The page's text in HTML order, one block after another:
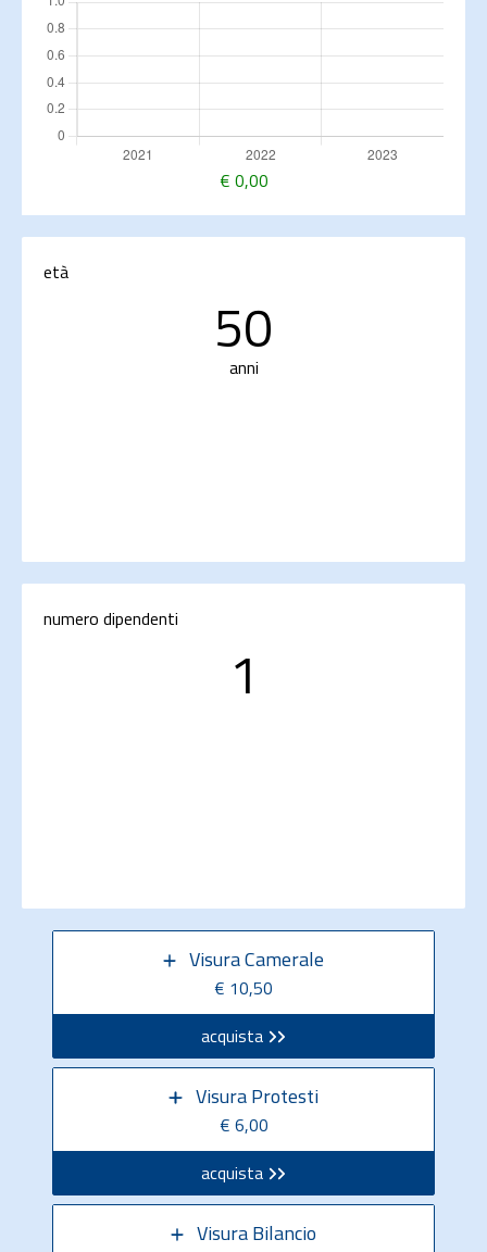
€ 0,00
età
50
anni
numero dipendenti
1
Visura Camerale
€ 10,50
acquista
Visura Protesti
€ 6,00
acquista
Visura Bilancio